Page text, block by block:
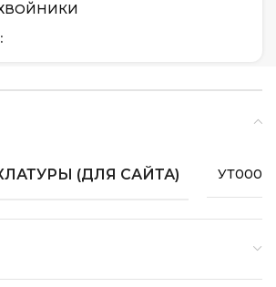
(ДЛЯ САЙТА)